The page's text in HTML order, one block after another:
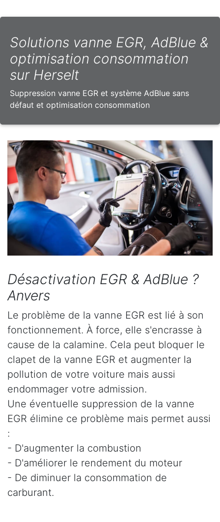
Solutions vanne EGR, AdBlue &
optimisation consommation
sur Herselt
Suppression vanne EGR et système AdBlue sans
défaut et optimisation consommation
Désactivation EGR & AdBlue ?
Anvers
Le problème de la vanne EGR est lié à son
fonctionnement. À force, elle s'encrasse à
cause de la calamine. Cela peut bloquer le
clapet de la vanne EGR et augmenter la
pollution de votre voiture mais aussi
endommager votre admission.
Une éventuelle suppression de la vanne
EGR élimine ce problème mais permet aussi
:
- D'augmenter la combustion
- D'améliorer le rendement du moteur
- De diminuer la consommation de
carburant.